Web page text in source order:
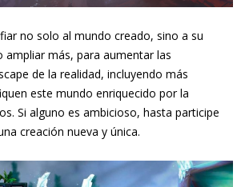
no solo al mundo creado, sino a su
ampliar más, para aumentar las
de la realidad, incluyendo más
este mundo enriquecido por la
Si alguno es ambicioso, hasta participe
creación nueva y única.